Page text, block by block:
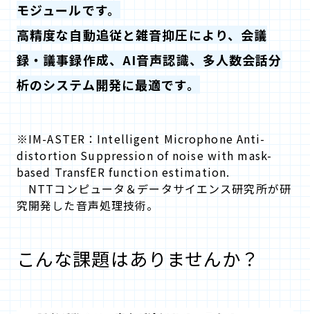
モジュールです。
高精度な自動追従と雑音抑圧により、会議
録・議事録作成、AI音声認識、多人数会話分
析のシステム開発に最適です。
※IM-ASTER： Intelligent Microphone ​ Anti-
distortion Suppression of noise with mask-
based TransfER function estimation.
NTTコンピュータ＆データサイエンス研究所が研
究開発した音声処理技術。
こんな課題はありませんか？